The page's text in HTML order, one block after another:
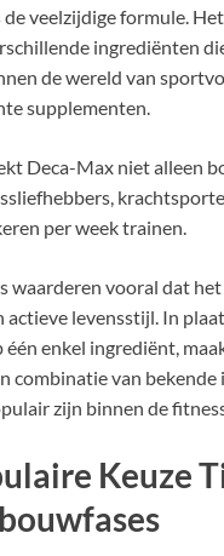
de veelzijdige formule.
ingrediënten
de wereld van
supplementen.
Deca-Max niet alleen
per week trainen.
waarderen vooral dat
actieve levensstijl. In
enkel ingrediënt,
combinatie van
zijn binnen de
Keuze